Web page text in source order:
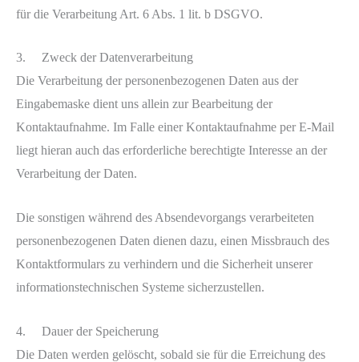
für die Verarbeitung Art. 6 Abs. 1 lit. b DSGVO.
3. Zweck der Datenverarbeitung
Die Verarbeitung der personenbezogenen Daten aus der
Eingabemaske dient uns allein zur Bearbeitung der
Kontaktaufnahme. Im Falle einer Kontaktaufnahme per E-Mail
liegt hieran auch das erforderliche berechtigte Interesse an der
Verarbeitung der Daten.
Die sonstigen während des Absendevorgangs verarbeiteten
personenbezogenen Daten dienen dazu, einen Missbrauch des
Kontaktformulars zu verhindern und die Sicherheit unserer
informationstechnischen Systeme sicherzustellen.
4. Dauer der Speicherung
Die Daten werden gelöscht, sobald sie für die Erreichung des